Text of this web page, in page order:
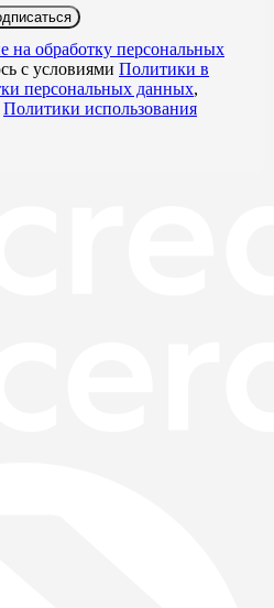
на обработку персональных
с условиями Политики в
персональных данных,
Политики использования